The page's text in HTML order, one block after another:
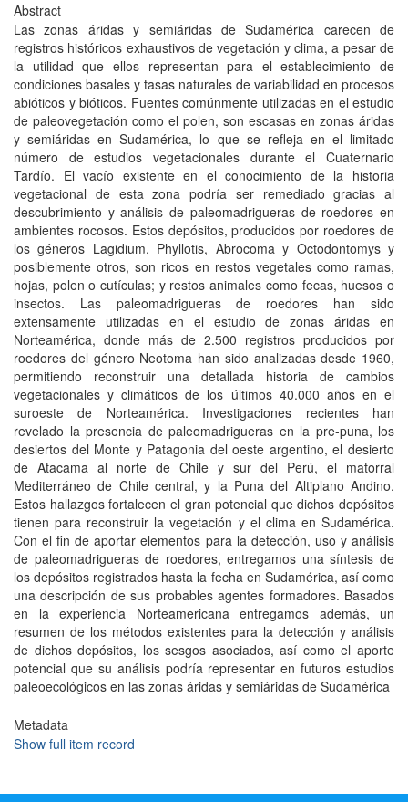
Abstract
Las zonas áridas y semiáridas de Sudamérica carecen de
registros históricos exhaustivos de vegetación y clima, a pesar de
la utilidad que ellos representan para el establecimiento de
condiciones basales y tasas naturales de variabilidad en procesos
abióticos y bióticos. Fuentes comúnmente utilizadas en el estudio
de paleovegetación como el polen, son escasas en zonas áridas
y semiáridas en Sudamérica, lo que se refleja en el limitado
número de estudios vegetacionales durante el Cuaternario
Tardío. El vacío existente en el conocimiento de la historia
vegetacional de esta zona podría ser remediado gracias al
descubrimiento y análisis de paleomadrigueras de roedores en
ambientes rocosos. Estos depósitos, producidos por roedores de
los géneros Lagidium, Phyllotis, Abrocoma y Octodontomys y
posiblemente otros, son ricos en restos vegetales como ramas,
hojas, polen o cutículas; y restos animales como fecas, huesos o
insectos. Las paleomadrigueras de roedores han sido
extensamente utilizadas en el estudio de zonas áridas en
Norteamérica, donde más de 2.500 registros producidos por
roedores del género Neotoma han sido analizadas desde 1960,
permitiendo reconstruir una detallada historia de cambios
vegetacionales y climáticos de los últimos 40.000 años en el
suroeste de Norteamérica. Investigaciones recientes han
revelado la presencia de paleomadrigueras en la pre-puna, los
desiertos del Monte y Patagonia del oeste argentino, el desierto
de Atacama al norte de Chile y sur del Perú, el matorral
Mediterráneo de Chile central, y la Puna del Altiplano Andino.
Estos hallazgos fortalecen el gran potencial que dichos depósitos
tienen para reconstruir la vegetación y el clima en Sudamérica.
Con el fin de aportar elementos para la detección, uso y análisis
de paleomadrigueras de roedores, entregamos una síntesis de
los depósitos registrados hasta la fecha en Sudamérica, así como
una descripción de sus probables agentes formadores. Basados
en la experiencia Norteamericana entregamos además, un
resumen de los métodos existentes para la detección y análisis
de dichos depósitos, los sesgos asociados, así como el aporte
potencial que su análisis podría representar en futuros estudios
paleoecológicos en las zonas áridas y semiáridas de Sudamérica
Metadata
Show full item record